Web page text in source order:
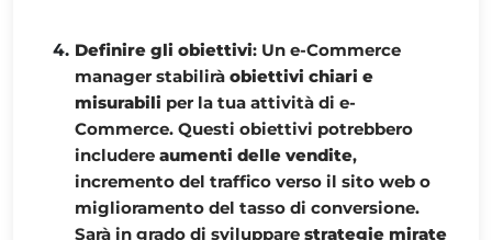
Definire gli obiettivi: Un e-Commerce
manager stabilirà obiettivi chiari e
misurabili per la tua attività di e-
Commerce. Questi obiettivi potrebbero
includere aumenti delle vendite,
incremento del traffico verso il sito web o
miglioramento del tasso di conversione.
Sarà in grado di sviluppare strategie mirate